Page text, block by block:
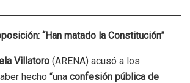
“Han matado la Constitución”
Villatoro (ARENA) acusó a los
hecho “una confesión pública de